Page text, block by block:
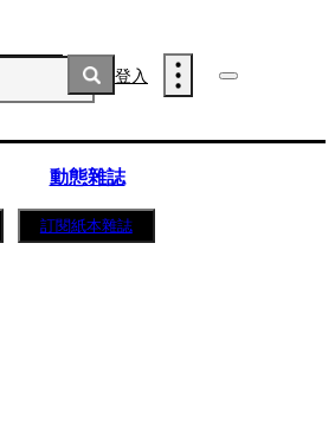
登入
動態雜誌
訂閱紙本雜誌